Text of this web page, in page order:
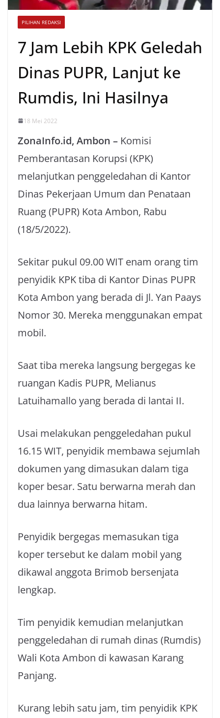
PILIHAN REDAKSI
7 Jam Lebih KPK Geledah
Dinas PUPR, Lanjut ke
Rumdis, Ini Hasilnya
18 Mei 2022
ZonaInfo.id, Ambon – Komisi
Pemberantasan Korupsi (KPK)
melanjutkan penggeledahan di Kantor
Dinas Pekerjaan Umum dan Penataan
Ruang (PUPR) Kota Ambon, Rabu
(18/5/2022).
Sekitar pukul 09.00 WIT enam orang tim
penyidik KPK tiba di Kantor Dinas PUPR
Kota Ambon yang berada di Jl. Yan Paays
Nomor 30. Mereka menggunakan empat
mobil.
Saat tiba mereka langsung bergegas ke
ruangan Kadis PUPR, Melianus
Latuihamallo yang berada di lantai II.
Usai melakukan penggeledahan pukul
16.15 WIT, penyidik membawa sejumlah
dokumen yang dimasukan dalam tiga
koper besar. Satu berwarna merah dan
dua lainnya berwarna hitam.
Penyidik bergegas memasukan tiga
koper tersebut ke dalam mobil yang
dikawal anggota Brimob bersenjata
lengkap.
Tim penyidik kemudian melanjutkan
penggeledahan di rumah dinas (Rumdis)
Wali Kota Ambon di kawasan Karang
Panjang.
Kurang lebih satu jam, tim penyidik KPK